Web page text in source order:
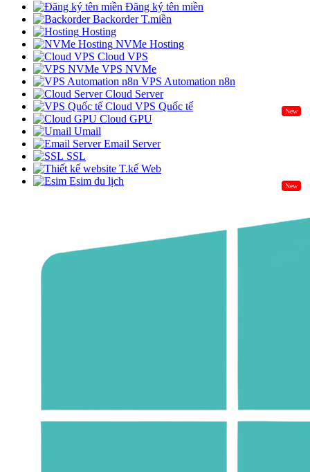
Đăng ký tên miền
Backorder T.miền
Hosting
NVMe Hosting
Cloud VPS
VPS NVMe
VPS Automation n8n
Cloud Server
Cloud VPS Quốc tế
New
Cloud GPU
Umail
Email Server
SSL
T.kế Web
Esim du lịch
New